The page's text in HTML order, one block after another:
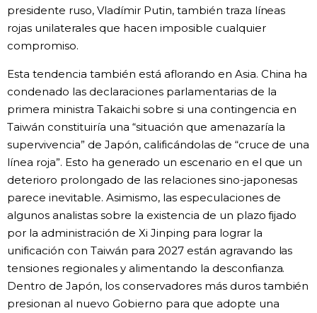
presidente ruso, Vladímir Putin, también traza líneas
rojas unilaterales que hacen imposible cualquier
compromiso.
Esta tendencia también está aflorando en Asia. China ha
condenado las declaraciones parlamentarias de la
primera ministra Takaichi sobre si una contingencia en
Taiwán constituiría una “situación que amenazaría la
supervivencia” de Japón, calificándolas de “cruce de una
línea roja”. Esto ha generado un escenario en el que un
deterioro prolongado de las relaciones sino-japonesas
parece inevitable. Asimismo, las especulaciones de
algunos analistas sobre la existencia de un plazo fijado
por la administración de Xi Jinping para lograr la
unificación con Taiwán para 2027 están agravando las
tensiones regionales y alimentando la desconfianza.
Dentro de Japón, los conservadores más duros también
presionan al nuevo Gobierno para que adopte una